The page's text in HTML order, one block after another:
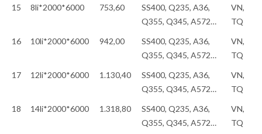
15
8li*2000*6000 753,60
SS400, Q235, A36,
Q355, Q345, A572…
VN,
TQ
16
10li*2000*6000 942,00
SS400, Q235, A36,
Q355, Q345, A572…
VN,
TQ
17
12li*2000*6000 1.130,40
SS400, Q235, A36,
Q355, Q345, A572…
VN,
TQ
18
14li*2000*6000 1.318,80
SS400, Q235, A36,
Q355, Q345, A572…
VN,
TQ